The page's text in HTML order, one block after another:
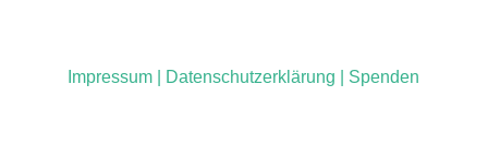
Impressum | Datenschutzerklärung | Spenden